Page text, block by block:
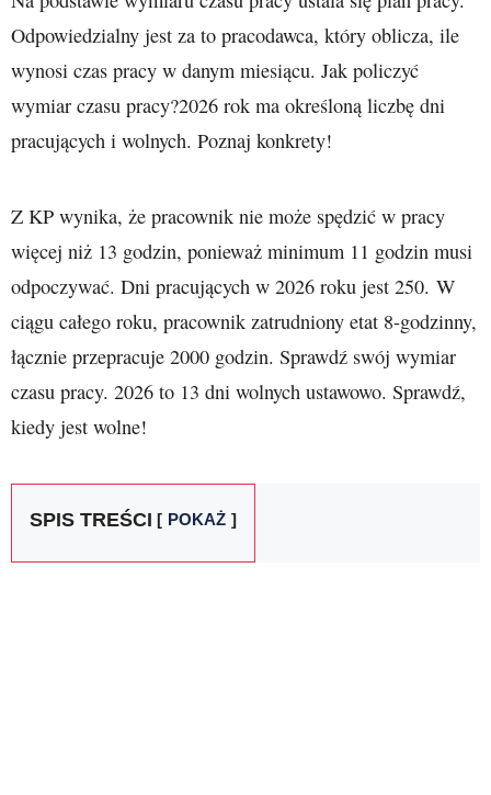
Odpowiedzialny jest za to pracodawca, który oblicza, ile
wynosi czas pracy w danym miesiącu. Jak policzyć
wymiar czasu pracy?2026 rok ma określoną liczbę dni
pracujących i wolnych. Poznaj konkrety!
Z KP wynika, że pracownik nie może spędzić w pracy
więcej niż 13 godzin, ponieważ minimum 11 godzin musi
odpoczywać. Dni pracujących w 2026 roku jest 250. W
ciągu całego roku, pracownik zatrudniony etat 8-godzinny,
łącznie przepracuje 2000 godzin. Sprawdź swój wymiar
czasu pracy. 2026 to 13 dni wolnych ustawowo. Sprawdź,
kiedy jest wolne!
SPIS TREŚCI POKAŻ